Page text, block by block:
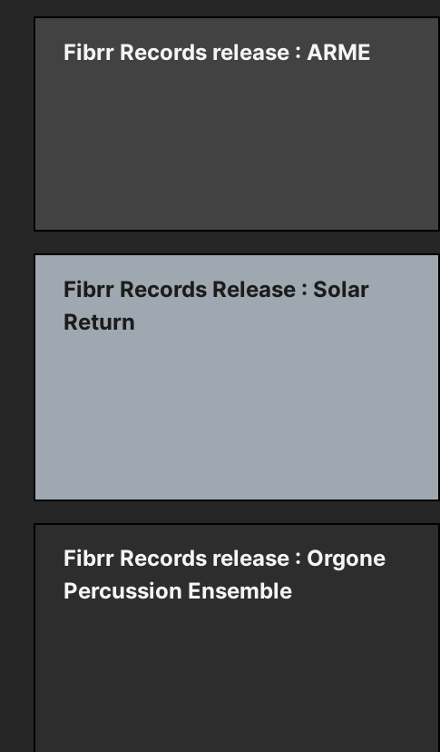
Fibrr Records release : ARME
Fibrr Records Release : Solar
Return
Fibrr Records release : Orgone
Percussion Ensemble